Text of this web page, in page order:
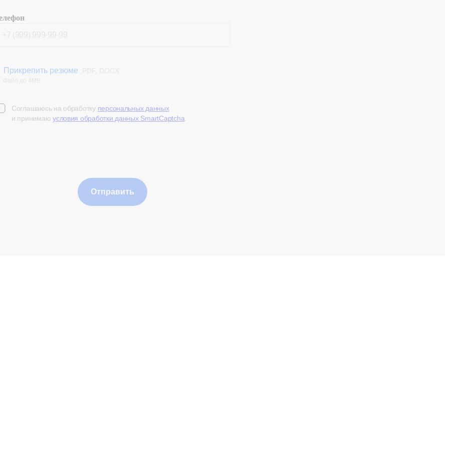
Прикрепить резюме
Соглашаюсь на обработку персональных данных
и принимаю условия обработки данных SmartCaptcha
Отправить